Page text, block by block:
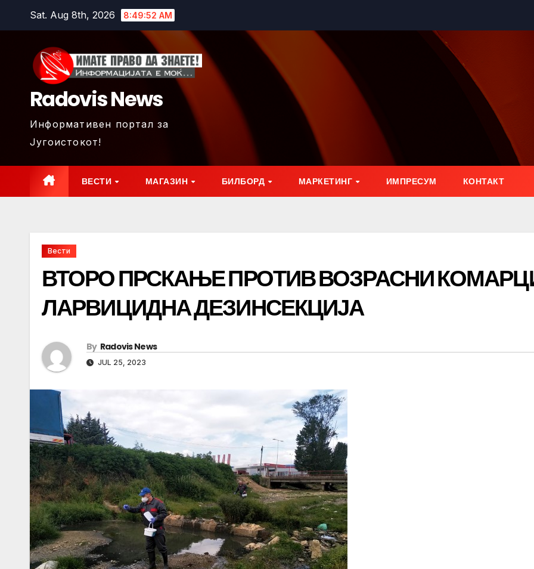
Sat. Aug 8th, 2026 8:49:53 AM
Radovis News
Информативен портал за
Југоистокот!
ВЕСТИ МАГАЗИН БИЛБОРД МАРКЕТИНГ ИМПРЕСУМ КОНТАКТ
Вести
ВТОРО ПРСКАЊЕ ПРОТИВ ВОЗРАСНИ
ЛАРВИЦИДНА ДЕЗИНСЕКЦИЈА
By Radovis News
JUL 25, 2023